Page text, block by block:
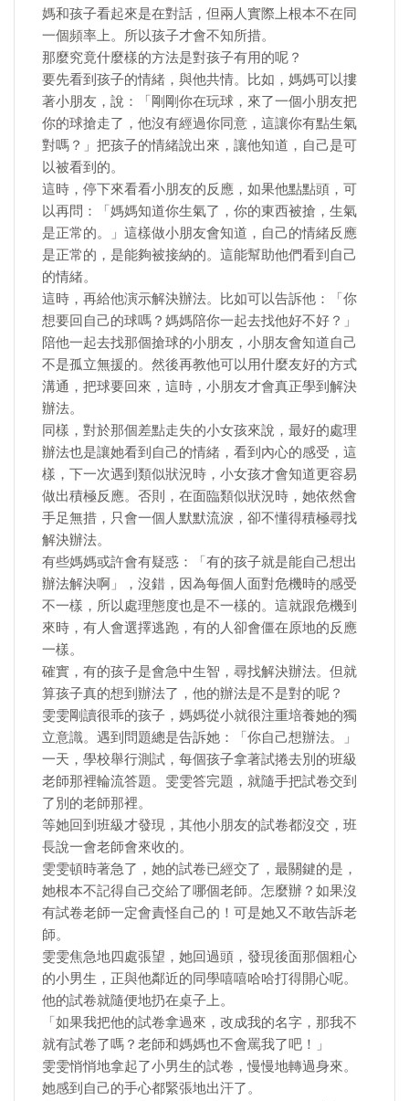
媽和孩子看起來是在對話，但兩人實際上根本不在同
一個頻率上。所以孩子才會不知所措。
那麼究竟什麼樣的方法是對孩子有用的呢？
要先看到孩子的情緒，與他共情。比如，媽媽可以摟
著小朋友，說：「剛剛你在玩球，來了一個小朋友把
你的球搶走了，他沒有經過你同意，這讓你有點生氣
對嗎？」把孩子的情緒說出來，讓他知道，自己是可
以被看到的。
這時，停下來看看小朋友的反應，如果他點點頭，可
以再問：「媽媽知道你生氣了，你的東西被搶，生氣
是正常的。」這樣做小朋友會知道，自己的情緒反應
是正常的，是能夠被接納的。這能幫助他們看到自己
的情緒。
這時，再給他演示解決辦法。比如可以告訴他：「你
想要回自己的球嗎？媽媽陪你一起去找他好不好？」
陪他一起去找那個搶球的小朋友，小朋友會知道自己
不是孤立無援的。然後再教他可以用什麼友好的方式
溝通，把球要回來，這時，小朋友才會真正學到解決
辦法。
同樣，對於那個差點走失的小女孩來說，最好的處理
辦法也是讓她看到自己的情緒，看到內心的感受，這
樣，下一次遇到類似狀況時，小女孩才會知道更容易
做出積極反應。否則，在面臨類似狀況時，她依然會
手足無措，只會一個人默默流淚，卻不懂得積極尋找
解決辦法。
有些媽媽或許會有疑惑：「有的孩子就是能自己想出
辦法解決啊」，沒錯，因為每個人面對危機時的感受
不一樣，所以處理態度也是不一樣的。這就跟危機到
來時，有人會選擇逃跑，有的人卻會僵在原地的反應
一樣。
確實，有的孩子是會急中生智，尋找解決辦法。但就
算孩子真的想到辦法了，他的辦法是不是對的呢？
雯雯剛讀很乖的孩子，媽媽從小就很注重培養她的獨
立意識。遇到問題總是告訴她：「你自己想辦法。」
一天，學校舉行測試，每個孩子拿著試捲去別的班級
老師那裡輪流答題。雯雯答完題，就隨手把試卷交到
了別的老師那裡。
等她回到班級才發現，其他小朋友的試卷都沒交，班
長說一會老師會來收的。
雯雯頓時著急了，她的試卷已經交了，最關鍵的是，
她根本不記得自己交給了哪個老師。怎麼辦？如果沒
有試卷老師一定會責怪自己的！可是她又不敢告訴老
師。
雯雯焦急地四處張望，她回過頭，發現後面那個粗心
的小男生，正與他鄰近的同學嘻嘻哈哈打得開心呢。
他的試卷就隨便地扔在桌子上。
「如果我把他的試卷拿過來，改成我的名字，那我不
就有試卷了嗎？老師和媽媽也不會罵我了吧！」
雯雯悄悄地拿起了小男生的試卷，慢慢地轉過身來。
她感到自己的手心都緊張地出汗了。